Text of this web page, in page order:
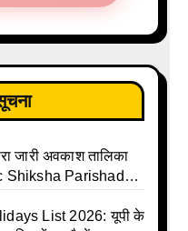
जारी अवकाश तालिका
Shiksha Parishad
UP 2026 | UP Basic
List 2026: यूपी के